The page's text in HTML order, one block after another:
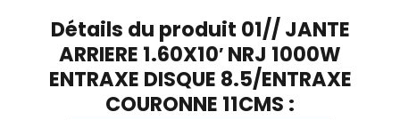
Détails du produit 01// JANTE
ARRIERE 1.60X10′ NRJ 1000W
ENTRAXE DISQUE 8.5/ENTRAXE
COURONNE 11CMS :